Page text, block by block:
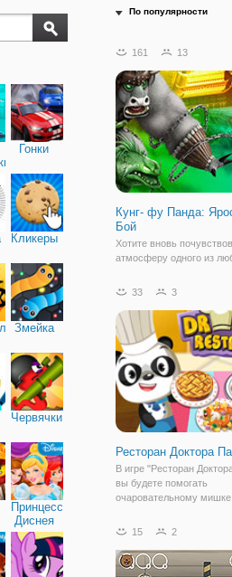
Гонки
Кликеры
Змейка
Червячки
Принцессы
Диснея
По популярности
161 13
Кунг- фу Панда:
Бой
Хотите вновь
атмосферу одного из
Тогда смело
Бой". Это увлекательная
стиле файтинга, где вы
33 3
Ресторан Доктора
В игре "Ресторан
вы будете помогать
очаровательному мишке
открыл его совсем
большим успехом. А всё
благодаря вкусной
15 2